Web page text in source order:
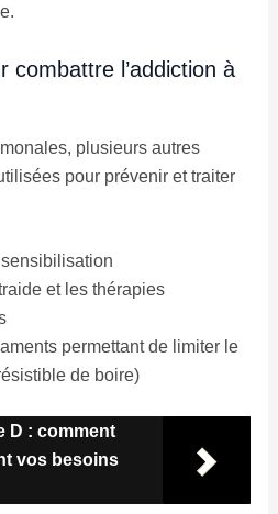
combattre l’addiction à
plusieurs autres
pour prévenir et traiter
et les thérapies
permettant de limiter le
de boire)
D : comment
vos besoins